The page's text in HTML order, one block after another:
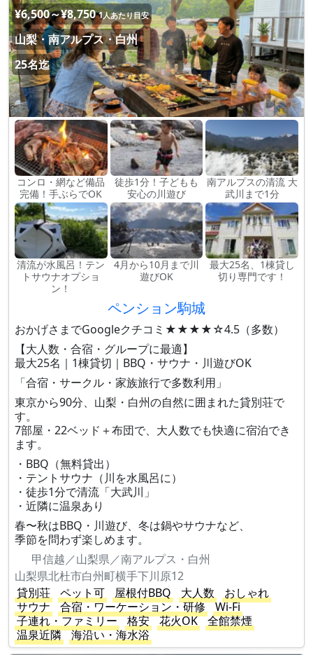
¥6,500～¥8,750 1人あたり目安
山梨・南アルプス・白州
25名迄
コンロ・網など備品
完備！手ぶらでOK
徒歩1分！子どもも
安心の川遊び
南アルプスの清流 大
武川まで1分
清流が水風呂！テン
トサウナオプショ
ン！
4月から10月まで川
遊びOK
最大25名、1棟貸し
切り専門です！
ペンション駒城
おかげさまでGoogleクチコミ★★★★☆4.5（多数）
【大人数・合宿・グループに最適】
最大25名｜1棟貸切｜BBQ・サウナ・川遊びOK
「合宿・サークル・家族旅行で多数利用」
東京から90分、山梨・白州の自然に囲まれた貸別荘で
す。
7部屋・22ベッド＋布団で、大人数でも快適に宿泊でき
ます。
・BBQ（無料貸出）
・テントサウナ（川を水風呂に）
・徒歩1分で清流「大武川」
・近隣に温泉あり
春〜秋はBBQ・川遊び、冬は鍋やサウナなど、
季節を問わず楽しめます。
甲信越／山梨県／南アルプス・白州
山梨県北杜市白州町横手下川原12
貸別荘
ペット可 屋根付BBQ 大人数
おしゃれ
サウナ
合宿・ワーケーション・研修
Wi-Fi
子連れ・ファミリー
格安 花火OK
全館禁煙
温泉近隣
海沿い・海水浴